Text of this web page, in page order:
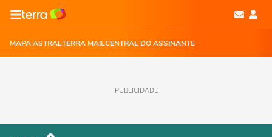
MAPA ASTRALTERRA MAILCENTRAL DO ASSINANTE
PUBLICIDADE